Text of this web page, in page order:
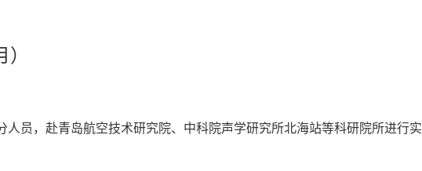
员，赴青岛航空技术研究院、中科院声学研究所北海站等科研院所进行实